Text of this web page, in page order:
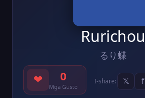
Rurichou
るり蝶
❤ 0
Mga Gusto
I-share: 𝕏 f